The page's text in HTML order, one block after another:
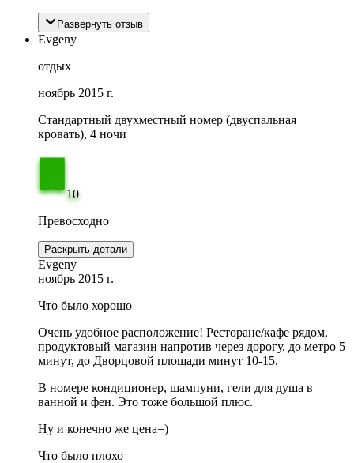
Развернуть отзыв
Evgeny
отдых
ноябрь 2015 г.
Стандартный двухместный номер (двуспальная
кровать), 4 ночи
10
Превосходно
Раскрыть детали
Evgeny
ноябрь 2015 г.
Что было хорошо
Очень удобное расположение! Ресторане/кафе рядом,
продуктовый магазин напротив через дорогу, до метро 5
минут, до Дворцовой площади минут 10-15.
В номере кондиционер, шампуни, гели для душа в
ванной и фен. Это тоже большой плюс.
Ну и конечно же цена=)
Что было плохо